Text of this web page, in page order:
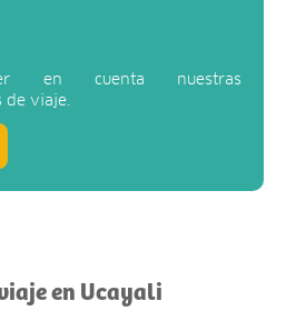
en cuenta nuestras
de viaje.
en Ucayali